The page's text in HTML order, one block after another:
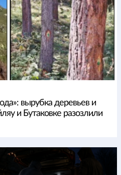
вырубка деревьев и
и Бутаковке разозлили